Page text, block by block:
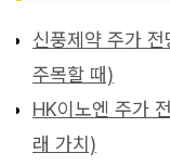
신풍제약 주가
주목할 때)
HK이노엔 주가
래 가치)